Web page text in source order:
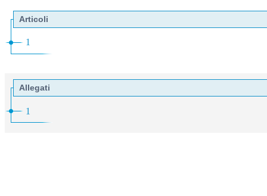
Articoli
1
Allegati
1